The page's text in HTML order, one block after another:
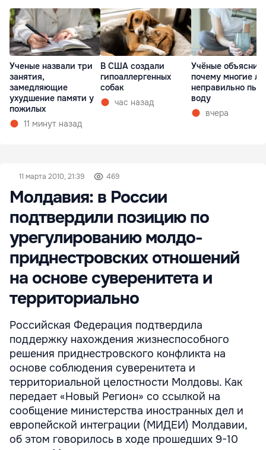
Ученые назвали три
занятия,
замедляющие
ухудшение памяти у
пожилых
11 минут назад
В США создали
гипоаллергенных
собак
час назад
Учёные
почему многие
неправильно
воду
вчера
11 марта 2010, 21:39 469
Молдавия: в России
подтвердили позицию по
урегулированию молдо-
приднестровских отношений
на основе суверенитета и
территориально
Российская Федерация подтвердила
поддержку нахождения жизнеспособного
решения приднестровского конфликта на
основе соблюдения суверенитета и
территориальной целостности Молдовы. Как
передает «Новый Регион» со ссылкой на
сообщение министерства иностранных дел и
европейской интеграции (МИДЕИ) Молдавии,
об этом говорилось в ходе прошедших 9-10